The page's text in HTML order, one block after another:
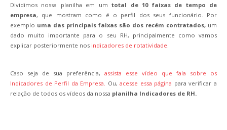
Dividimos nossa planilha em um total de 10 faixas de tempo de
empresa, que mostram como é o perfil dos seus funcionário. Por
exemplo uma das principais faixas são dos recém contratados, um
dado muito importante para o seu RH, principalmente como vamos
explicar posteriormente nos indicadores de rotatividade
Caso seja de sua preferência, assista esse vídeo que fala sobre os
Indicadores de Perfil da Empresa.
Ou,acesse essa página para verificar a
relação de todos os vídeos da nossa planilha Indicadores de RH.